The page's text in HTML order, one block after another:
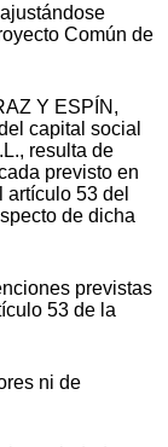
Común de
Y ESPÍN,
capital social
resulta de
previsto en
53 del
de dicha
previstas
53 de la
ni de